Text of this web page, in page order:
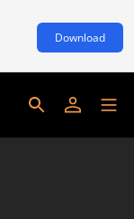
Download